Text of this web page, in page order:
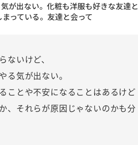
が出ない。化粧も洋服も好きな友達と
っている。友達と会って
ないけど、
る気が出ない。
ことや不安になることはあるけど
、それらが原因じゃないのかも分